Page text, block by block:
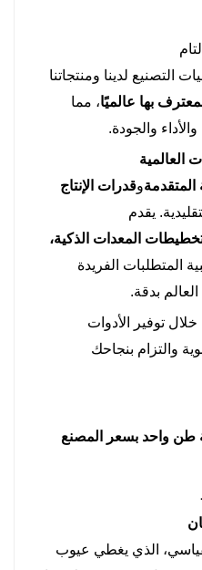
التصنيع لدينا ومنتجاتنا
، مما
والجودة.
العالمية
المتقدمةوقدرات الإنتاج
يقدم
المعدات الذكية،
المتطلبات الفريدة
بدقة.
توفير الأدوات
والتزام بنجاحك
الذي يغطي عيوب